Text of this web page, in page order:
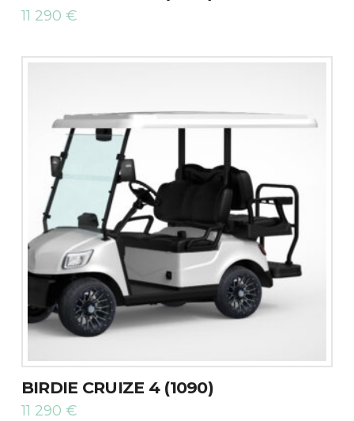
11 290 €
BIRDIE CRUIZE 4 (1090)
11 290 €